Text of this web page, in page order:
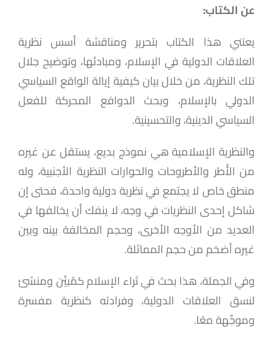
عن الكتاب:
يعتني هذا الكتاب بتحرير ومناقشة أسس نظرية
العلاقات الدولية في الإسلام، ومبادئها، وتوضيح جلال
تلك ‏النظرية، من خلال بيان كيفية إيالة الواقع السياسي
الدولي بالإسلام، وبحث الدوافع المحركة للفعل
السياسي ‏الدينية، والتحسينية.
والنظرية الإسلامية هي نموذج بديع، يستقل عن غيره
من الأُطر والأطروحات والحوارات النظرية الأجنبية، ‏وله
منطق خاص لا يجتمع في نظرية دولية واحدة، فحتى إن
شاكل إحدى النظريات في وجه، لا ينفك أن ‏يخالفها في
العديد من الأوجه الأخرى، وحجم المخالفة بينه وبين
غيره أضخم من حجم المماثلة.
وفي الجملة، هذا بحث في ثراء الإسلام كمُبيِّن ومنشئ
لنسق العلاقات الدولية، وفرادته كنظرية مفسرة
وموجِّهة معًا.